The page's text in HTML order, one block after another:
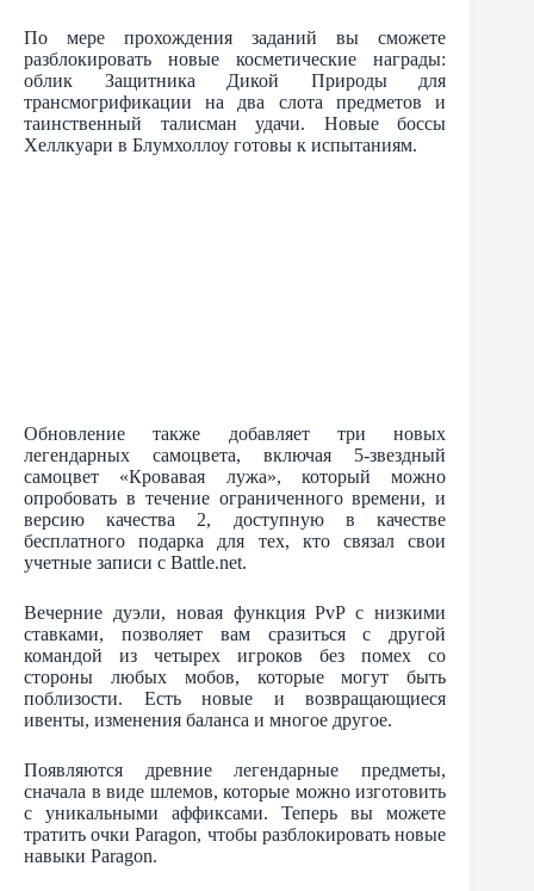
По мере прохождения заданий вы сможете
разблокировать новые косметические награды:
облик Защитника Дикой Природы для
трансмогрификации на два слота предметов и
таинственный талисман удачи. Новые боссы
Хеллкуари в Блумхоллоу готовы к испытаниям.
Обновление также добавляет три новых
легендарных самоцвета, включая 5-звездный
самоцвет «Кровавая лужа», который можно
опробовать в течение ограниченного времени, и
версию качества 2, доступную в качестве
бесплатного подарка для тех, кто связал свои
учетные записи с Battle.net.
Вечерние дуэли, новая функция PvP с низкими
ставками, позволяет вам сразиться с другой
командой из четырех игроков без помех со
стороны любых мобов, которые могут быть
поблизости. Есть новые и возвращающиеся
ивенты, изменения баланса и многое другое.
Появляются древние легендарные предметы,
сначала в виде шлемов, которые можно изготовить
с уникальными аффиксами. Теперь вы можете
тратить очки Paragon, чтобы разблокировать новые
навыки Paragon.